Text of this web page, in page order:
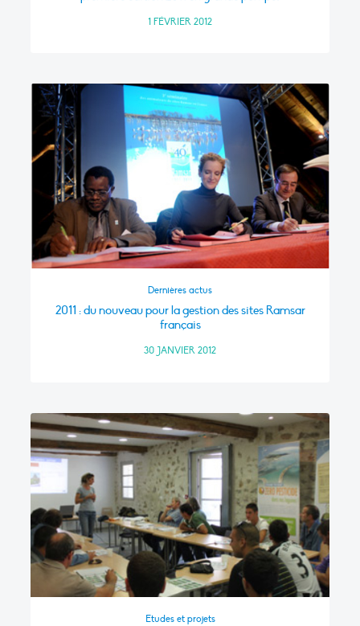
1 FÉVRIER 2012
Dernières actus
2011 : du nouveau pour la gestion des sites Ramsar
français
30 JANVIER 2012
Etudes et projets